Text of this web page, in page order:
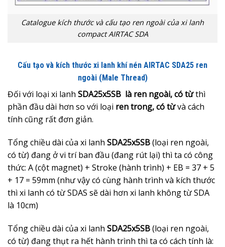
Catalogue kích thước và cấu tạo ren ngoài của xi lanh
compact AIRTAC SDA
Cấu tạo và kích thước xi lanh khí nén AIRTAC SDA25 ren
ngoài (Male Thread)
Đối với loại xi lanh SDA25x5SB là ren ngoài, có từthì
phần đầu dài hơn so với loại ren trong, có từvà cách
tính cũng rất đơn giản.
Tổng chiều dài của xi lanh SDA25x5SB(loại ren ngoài,
có từ) đang ở vi trí ban đầu (đang rút lại) thì ta có công
thức: A (cột magnet) + Stroke (hành trình) + EB = 37 + 5
+ 17 = 59mm (như vậy có cùng hành trình và kích thước
thì xi lanh có từ SDAS sẽ dài hơn xi lanh không từ SDA
là 10cm)
Tổng chiều dài của xi lanh SDA25x5SB(loại ren ngoài,
có từ) đang thụt ra hết hành trình thì ta có cách tính là: